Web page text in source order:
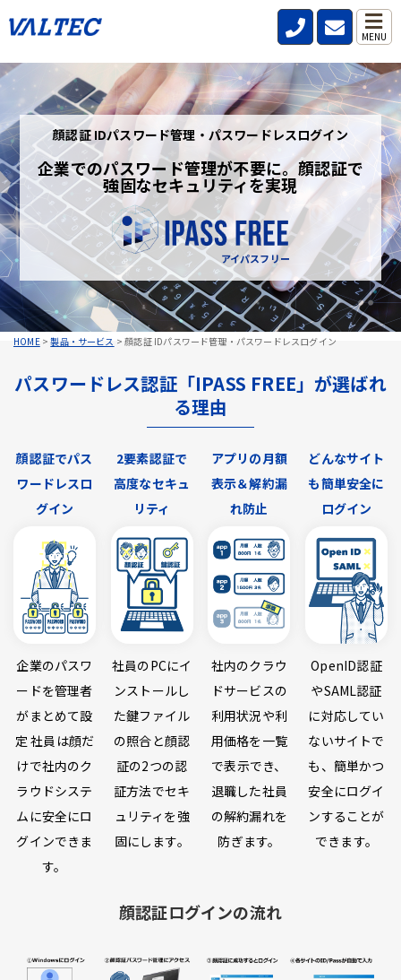
MENU
HOME>製品・サービス >顔認証 IDパスワード管理・パスワードレスログイン
顔認証 IDパスワード管理・パスワードレスログイン
企業でのパスワード管理が不要に。顔認証で
強固なセキュリティを実現
アイパスフリー
パスワードレス認証「IPASS FREE」が選ばれ
る理由
顔認証でパス
ワードレスロ
グイン
企業のパスワ
ードを管理者
がまとめて設
定 社員は顔だ
けで社内のク
ラウドシステ
ムに安全にロ
グインできま
す。
2要素認証で
高度なセキュ
リティ
社員のPCにイ
ンストールし
た鍵ファイル
の照合と顔認
証の2つの認
証方法でセキ
ュリティを強
固にします。
アプリの月額
表示＆解約漏
れ防止
社内のクラウ
ドサービスの
利用状況や利
用価格を一覧
で表示でき、
退職した社員
の解約漏れを
防ぎます。
どんなサイト
も簡単安全に
ログイン
OpenID認証
やSAML認証
に対応してい
ないサイトで
も、簡単かつ
安全にログイ
ンすることが
できます。
顔認証ログインの流れ